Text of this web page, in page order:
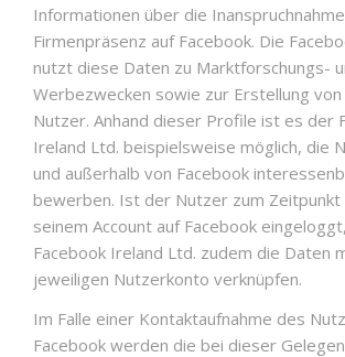
Informationen über die
Firmenpräsenz auf Facebook. Die
nutzt diese Daten zu Marktforschungs-
Werbezwecken sowie zur Erstellung
Nutzer. Anhand dieser Profile ist es der
Ireland Ltd. beispielsweise möglich, die
und außerhalb von Facebook
bewerben. Ist der Nutzer zum Zeitpunkt
seinem Account auf Facebook
Facebook Ireland Ltd. zudem die Daten
jeweiligen Nutzerkonto verknüpfen.
Im Falle einer Kontaktaufnahme des
Facebook werden die bei dieser